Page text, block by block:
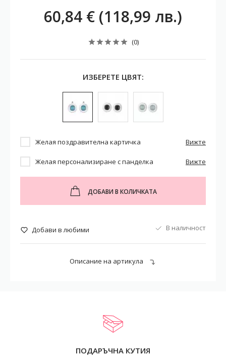
60,84 € (118,99 лв.)
(0)
ИЗБЕРЕТЕ ЦВЯТ:
Желая поздравителна картичка Вижте
Желая персонализиране с панделка Вижте
ДОБАВИ В КОЛИЧКАТА
Добави в любими В наличност
Описание на артикула
ПОДАРЪЧНА КУТИЯ